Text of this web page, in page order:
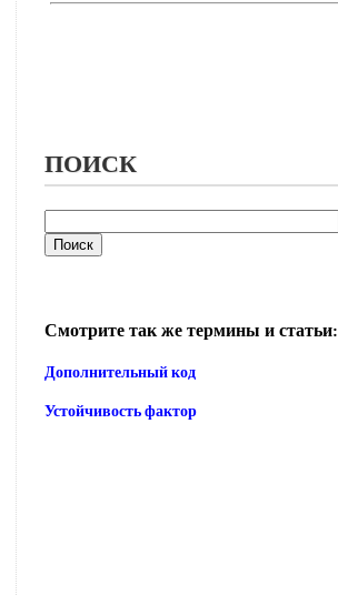
ПОИСК
Смотрите так же термины и статьи:
Дополнительный код
Устойчивость фактор